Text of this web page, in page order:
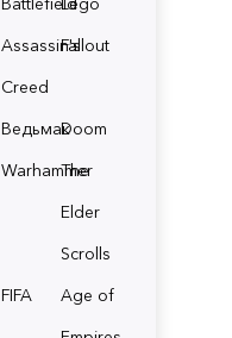
Assassin's
Creed
Fallout
ВедьмакDoom
Warhammer
The
Elder
Scrolls
FIFA
Age of